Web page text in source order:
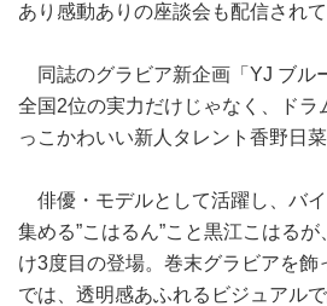
あり感動ありの座談会も配信されて
同誌のグラビア新企画「YJ ブル
全国2位の実力だけじゃなく、ドラ
っこかわいい新人タレント香野日菜
俳優・モデルとして活躍し、バ
集める”こはるん”こと黒江こはる
け3度目の登場。巻末グラビアを飾
では、透明感あふれるビジュアル